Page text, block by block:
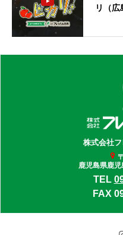
リ（
株式会社フ
鹿児島県鹿
TEL
FAX